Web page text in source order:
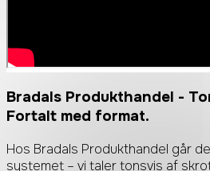
Bradals Produkthandel -
Fortalt med format.
Hos Bradals Produkthandel går
systemet – vi taler tonsvis af